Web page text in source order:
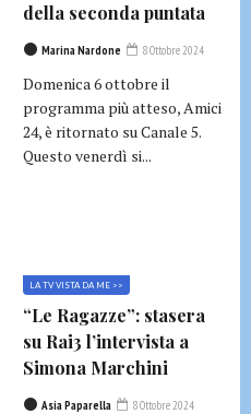
della seconda puntata
Marina Nardone 8 Ottobre 2024
Domenica 6 ottobre il
programma più atteso, Amici
24, è ritornato su Canale 5.
Questo venerdì si...
LA TV VISTA DA ME >>
“Le Ragazze”: stasera
su Rai3 l’intervista a
Simona Marchini
Asia Paparella 8 Ottobre 2024